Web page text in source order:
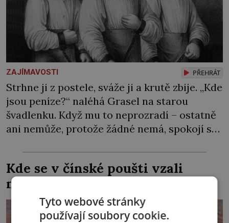
ZAJÍMAVOSTI PŘEHRÁT
Strhne ji z postele, sváže ji a krutě zbije. „Kde
jsou peníze?“ naléhá Grasel na starou
švadlenku. Když mu to neprozradí – ostatně
ani nemůže, protože žádné nemá, spokojí se
Zraněná žena pár dní nato umírá. Je to muž
nebývale krutý. Jeho činy budí hrůzu ještě
dlouho po jeho smrti […]
Kde se v čínské poušti vzali
modroocí blonďáci?
Tyto webové stránky
používají soubory cookie.